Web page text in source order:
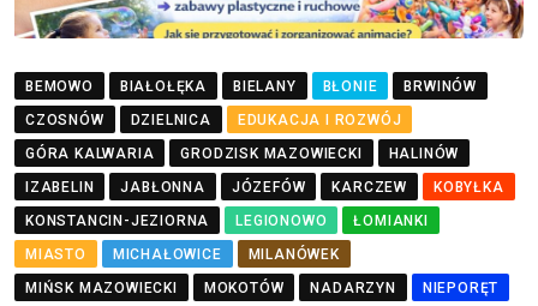
BEMOWO BIAŁOŁĘKA BIELANY BŁONIE
BRWINÓW
CZOSNÓW
DZIELNICA
EDUKACJA I ROZWÓJ
GÓRA KALWARIA
GRODZISK MAZOWIECKI
HALINÓW
IZABELIN
JABŁONNA JÓZEFÓW KARCZEW
KOBYŁKA
KONSTANCIN-JEZIORNA
LEGIONOWO
ŁOMIANKI
MIASTO
MICHAŁOWICE
MILANÓWEK
MIŃSK MAZOWIECKI
MOKOTÓW NADARZYN
NIEPORĘT